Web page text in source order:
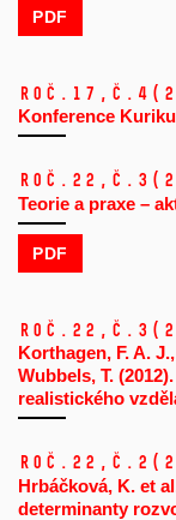
PDF
Roč.17, č.4
Konference
Roč.22, č.3
Teorie a praxe –
PDF
Roč.22, č.3
Korthagen, F. A.
Wubbels, T.
realistického
Roč.22, č.2
Hrbáčková, K. et
determinanty